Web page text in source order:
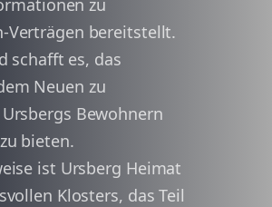
zu
Verträgen bereitstellt.
schafft es, das
Neuen zu
Bewohnern
bieten.
ist Ursberg Heimat
Klosters, das Teil